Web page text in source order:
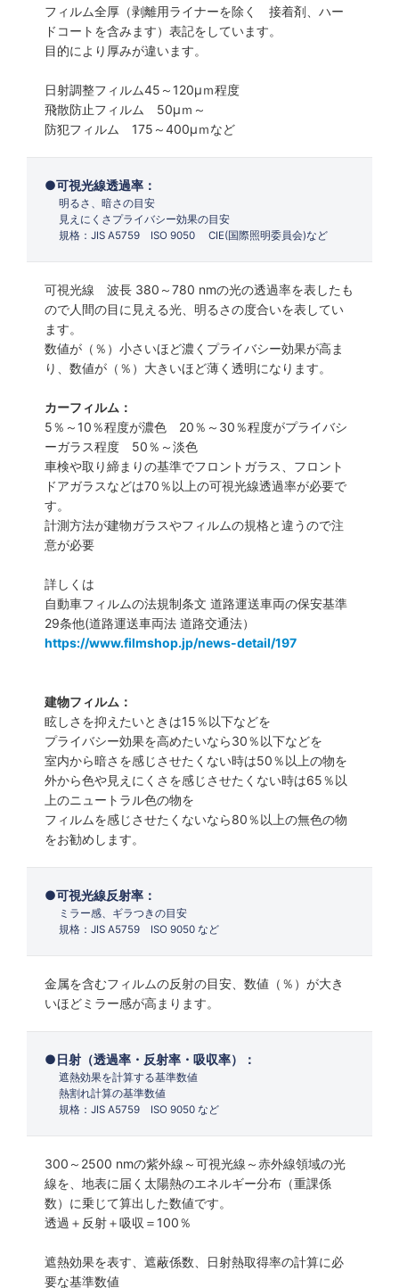
フィルム全厚（剥離用ライナーを除く 接着剤、ハー
ドコートを含みます）表記をしています。
目的により厚みが違います。
日射調整フィルム45～120µｍ程度
飛散防止フィルム 50µｍ～
防犯フィルム 175～400µｍなど
可視光線透過率：
明るさ、暗さの目安
見えにくさプライバシー効果の目安
規格：JIS A5759 ISO 9050 CIE(国際照明委員会)など
可視光線 波長 380～780 nmの光の透過率を表したも
ので人間の目に見える光、明るさの度合いを表してい
ます。
数値が（％）小さいほど濃くプライバシー効果が高ま
り、数値が（％）大きいほど薄く透明になります。
カーフィルム：
5％～10％程度が濃色 20％～30％程度がプライバシ
ーガラス程度 50％～淡色
車検や取り締まりの基準でフロントガラス、フロント
ドアガラスなどは70％以上の可視光線透過率が必要で
す。
計測方法が建物ガラスやフィルムの規格と違うので注
意が必要
詳しくは
自動車フィルムの法規制条文 道路運送車両の保安基準
29条他(道路運送車両法 道路交通法）
https://www.filmshop.jp/news-detail/197
建物フィルム：
眩しさを抑えたいときは15％以下などを
プライバシー効果を高めたいなら30％以下などを
室内から暗さを感じさせたくない時は50％以上の物を
外から色や見えにくさを感じさせたくない時は65％以
上のニュートラル色の物を
フィルムを感じさせたくないなら80％以上の無色の物
をお勧めします。
可視光線反射率：
ミラー感、ギラつきの目安
規格：JIS A5759 ISO 9050 など
金属を含むフィルムの反射の目安、数値（％）が大き
いほどミラー感が高まります。
日射（透過率・反射率・吸収率）：
遮熱効果を計算する基準数値
熱割れ計算の基準数値
規格：JIS A5759 ISO 9050 など
300～2500 nmの紫外線～可視光線～赤外線領域の光
線を、地表に届く太陽熱のエネルギー分布（重課係
数）に乗じて算出した数値です。
透過＋反射＋吸収＝100％
遮熱効果を表す、遮蔽係数、日射熱取得率の計算に必
要な基準数値